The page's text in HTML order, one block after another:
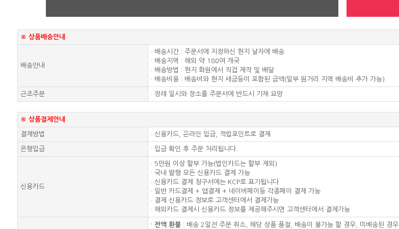
※ 상품배송안내
배송안내
· 배송시간 : 주문서에 지정하신 현지 날자에 배송
· 배송지역 : 해외 약 180여 개국
· 배송방법 : 현지 화원에서 직접 제작 및 배달
· 배송비용 : 배송비와 현지 세금등이 포함된 금액(일부 원거리 지역 배송비 추가 가능)
근조주문 · 장례 일시와 장소를 주문서에 반드시 기재 요망
※ 상품결제안내
결제방법 · 신용카드, 온라인 입금, 적립포인트로 결제
은행입금 · 입금 확인 후 주문 처리됩니다.
신용카드
· 5만원 이상 할부 가능(법인카드는 할부 제외)
· 국내 발행 모든 신용카드 결제 가능
· 신용카드 결제 청구서에는 KCP로 표기됩니다.
· 일반 카드결제 + 앱결제 + 네이버페이등 각종페이 결제 가능
· 결제 신용카드 정보로 고객센터에서 결제가능
· 해외카드 결제시 신용카드 정보를 제공해주시면 고객센터에서 결제가능
· 전액 환불 : 배송 2일전 주문 취소, 해당 상품 품절, 배송이 불가능 할 경우, 미배송된 경우